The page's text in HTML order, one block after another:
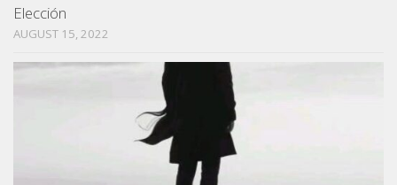
Elección
AUGUST 15, 2022